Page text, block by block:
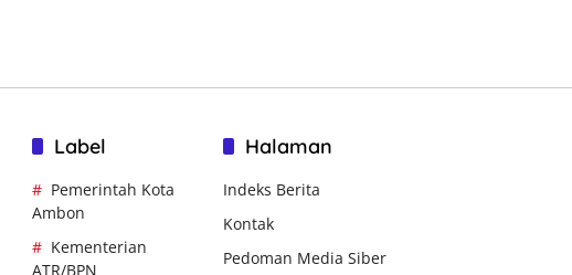
Label
Pemerintah Kota
Ambon
Kementerian
ATR/BPN
Halaman
Indeks Berita
Kontak
Pedoman Media Siber